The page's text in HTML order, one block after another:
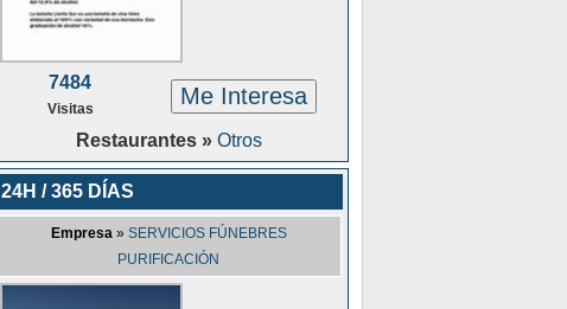
7484
Visitas Me Interesa
Restaurantes » Otros
24H / 365 DÍAS
Empresa» SERVICIOS FÚNEBRES
PURIFICACIÓN